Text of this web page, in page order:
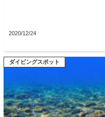
2020/12/24
ダイビングスポット